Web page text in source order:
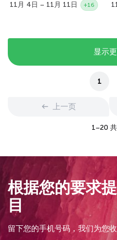
11月 4日 – 11月 11日
+16
显示
1
上一页
1–20
根据您的要求
目
留下您的手机号码，我们为您